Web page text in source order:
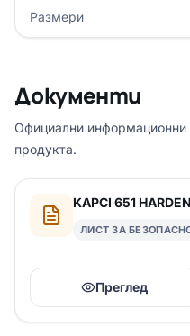
Размери
Документи
Официални информационни
продукта.
KAPCI 651
ЛИСТ ЗА
Преглед